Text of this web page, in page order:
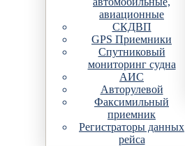
авиационные
СКДВП
GPS Приемники
Спутниковый
мониторинг судна
АИС
Авторулевой
Факсимильный
приемник
Регистраторы данных
рейса